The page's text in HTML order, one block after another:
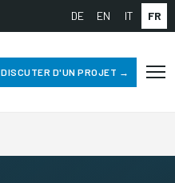
DE EN IT FR
DISCUTER D'UN PROJET →